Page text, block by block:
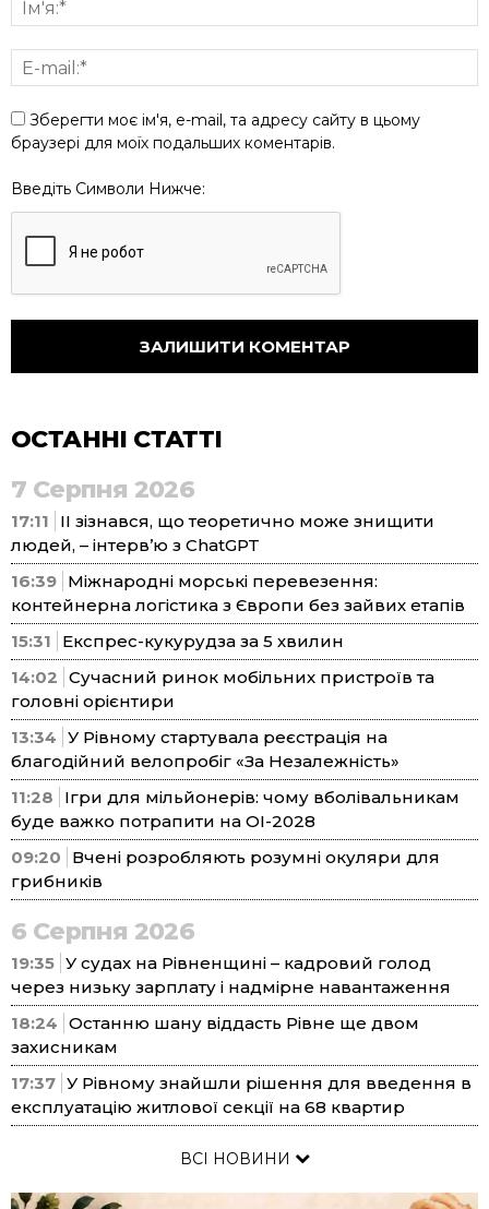
Зберегти моє ім'я, e-mail, та адресу сайту в цьому
браузері для моїх подальших коментарів.
Введіть Символи Нижче:
ОСТАННІ СТАТТІ
7 Серпня 2026
17:11
ІІ зізнався, що теоретично може знищити
людей, – інтерв’ю з ChatGPT
16:39 Міжнародні морські перевезення:
контейнерна логістика з Європи без зайвих етапів
15:31
Експрес-кукурудза за 5 хвилин
14:02 Сучасний ринок мобільних пристроїв та
головні орієнтири
13:34 У Рівному стартувала реєстрація на
благодійний велопробіг «За Незалежність»
11:28
Ігри для мільйонерів: чому вболівальникам
буде важко потрапити на ОІ-2028
09:20
Вчені розробляють розумні окуляри для
грибників
6 Серпня 2026
19:35 У судах на Рівненщині – кадровий голод
через низьку зарплату і надмірне навантаження
18:24 Останню шану віддасть Рівне ще двом
захисникам
17:37 У Рівному знайшли рішення для введення в
експлуатацію житлової секції на 68 квартир
ВСІ НОВИНИ